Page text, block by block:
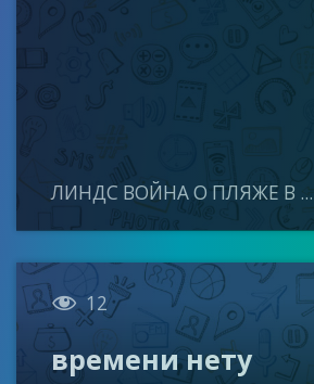
ЛИНДС ВОЙНА О ПЛЯЖЕ В ...
 12
времени нету